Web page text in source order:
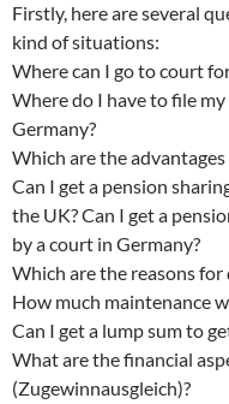
Firstly, here are several
kind of situations:
Where can I go to court
Where do I have to file
Germany?
Which are the
Can I get a pension
the UK? Can I get a
by a court in Germany?
Which are the reasons
How much maintenance
Can I get a lump sum to
What are the financial
(Zugewinnausgleich)?